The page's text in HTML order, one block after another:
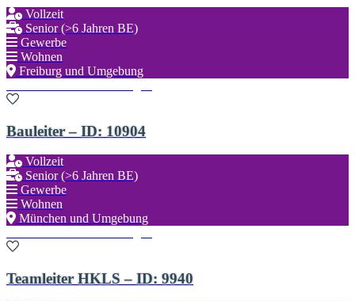
Vollzeit
Senior (>6 Jahren BE)
Gewerbe
Wohnen
Freiburg und Umgebung
Bauleiter – ID: 10904
Vollzeit
Senior (>6 Jahren BE)
Gewerbe
Wohnen
München und Umgebung
Teamleiter HKLS – ID: 9940